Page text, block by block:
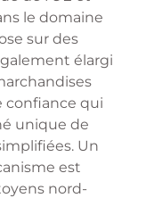
le domaine
sur des
élargi
confiance qui
unique de
Un
est
nord-